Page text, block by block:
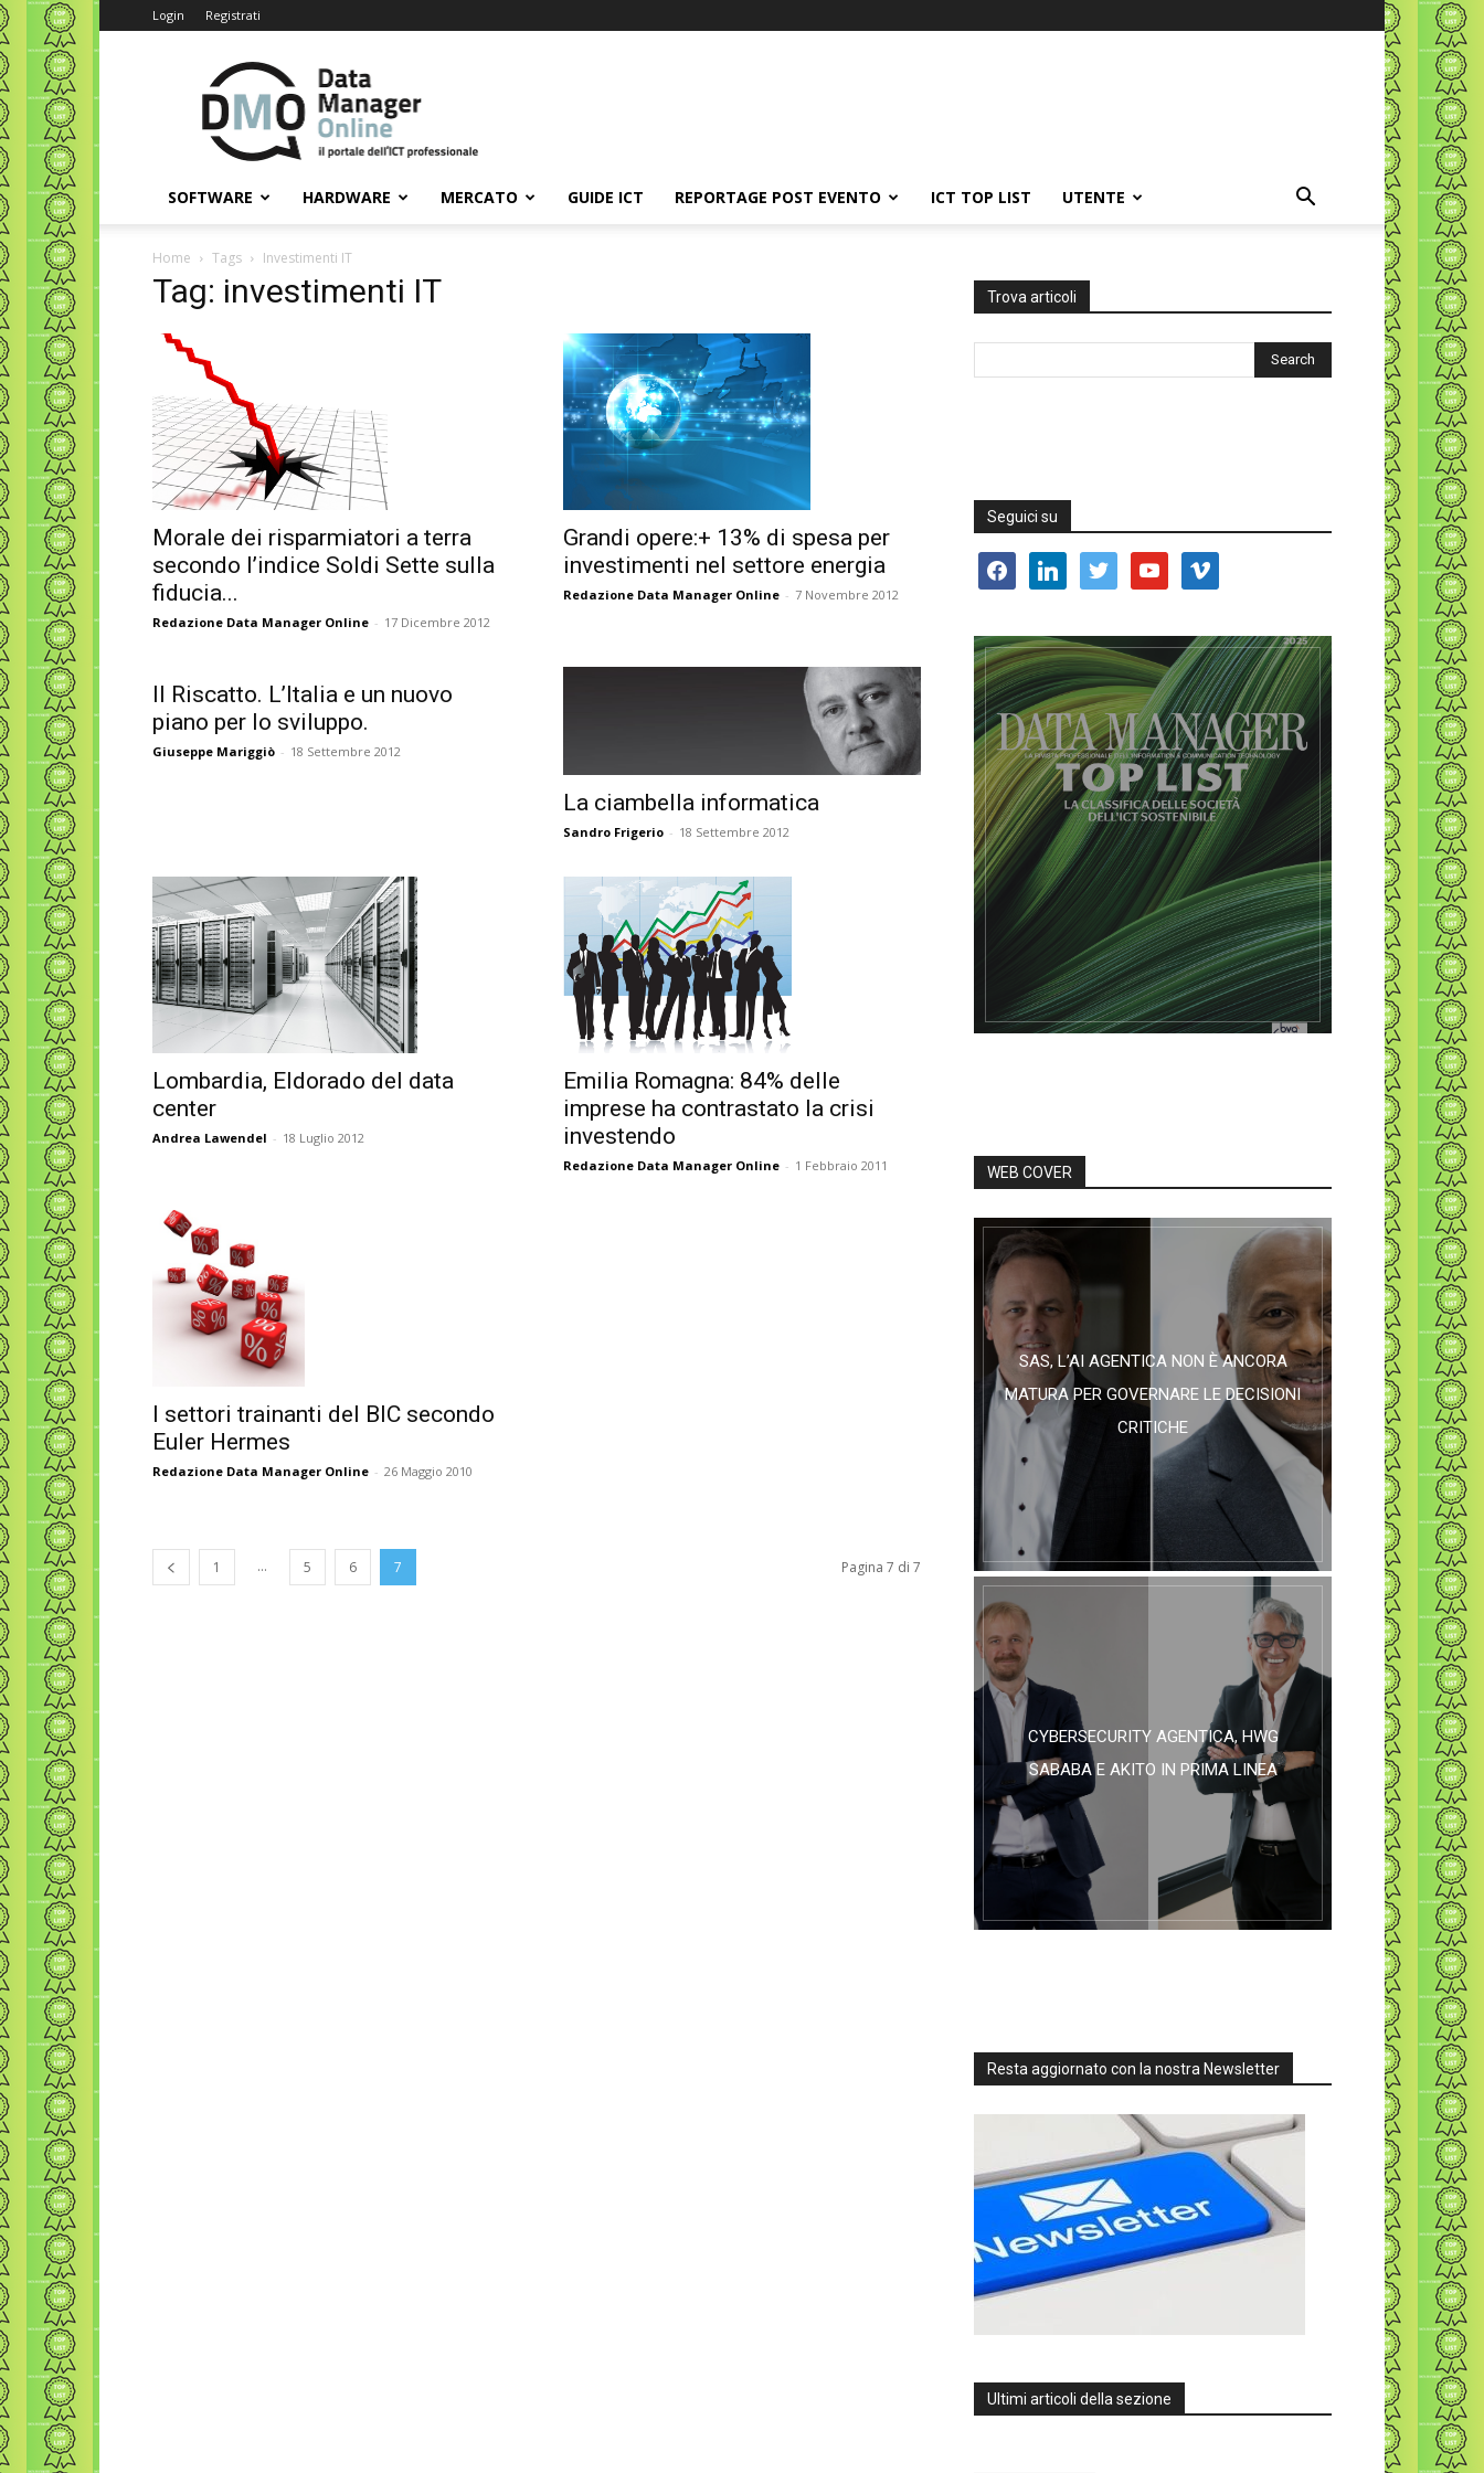
Login Registrati
Data
Manager
Online
SOFTWARE HARDWARE MERCATO GUIDE ICT REPORTAGE POST EVENTO ICT TOP LIST UTENTE
Home Tags Investimenti IT
Tag: investimenti IT
Morale dei risparmiatori a terra
secondo l’indice Soldi Sette sulla
fiducia...
Redazione Data Manager Online - 17 Dicembre 2012
Grandi opere:+ 13% di spesa per
investimenti nel settore energia
Redazione Data Manager Online - 7 Novembre 2012
Il Riscatto. L’Italia e un nuovo
piano per lo sviluppo.
Giuseppe Mariggiò - 18 Settembre 2012
La ciambella informatica
Sandro Frigerio - 18 Settembre 2012
Lombardia, Eldorado del data
center
Andrea Lawendel - 18 Luglio 2012
Emilia Romagna: 84% delle
imprese ha contrastato la crisi
investendo
Redazione Data Manager Online - 1 Febbraio 2011
I settori trainanti del BIC secondo
Euler Hermes
Redazione Data Manager Online - 26 Maggio 2010
1 ... 5 6 7 Pagina 7 di 7
Trova articoli
Seguici su
facebooklinkedin twitter youtube vimeo
WEB COVER
SAS, L’AI AGENTICA NON È ANCORA
MATURA PER GOVERNARE LE DECISIONI
CRITICHE
CYBERSECURITY AGENTICA, HWG
SABABA E AKITO IN PRIMA LINEA
Resta aggiornato con la nostra Newsletter
Ultimi articoli della sezione